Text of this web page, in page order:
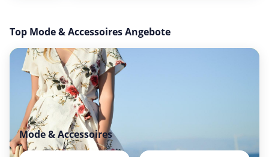
Top Mode & Accessoires Angebote
Mode & Accessoires